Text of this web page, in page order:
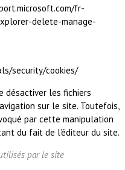
fr-
delete-manage-
security/cookies/
désactiver les fichiers
sur le site. Toutefois,
par cette manipulation
du fait de l’éditeur du site.
par le site